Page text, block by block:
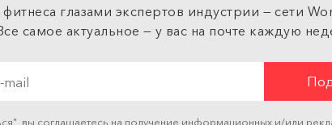
глазами экспертов индустрии — сети
самое актуальное — у вас на почте каждую
вы соглашаетесь на получение информационных и/или